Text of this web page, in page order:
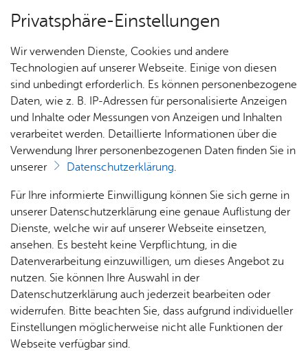
Über­sicht Bür­ger & Stadt
Rat­
haus &
Bür­
ger­
ser­vice
Rat­
häu­ser
& Orts­
ver­
wal­
Nach­
rich­
ten,
Vi­de­os
& Bil­
der
Me­di­
en­in­
for­ma­
tio­nen
Jobs
Stel­
len­an­
ge­bo­te
Aus­bil­
dung &
Stu­di­
um
Bauen
& Um­
welt
Geo­
da­ten
& 3D-
Stadt­
Ge­
sund­
heit &
kum
Ärzte &
Apo­
Bür­ger & Stadt
Zep­pe­lin-Stif­tung
Mehr er­fah­ren
Man muss nur wol­len und daran glau­ben,
dann wird es ge­lin­gen.
Fer­di­nand Graf von Zep­pe­lin (1838–1917)
Privatsphäre-Einstellungen
Wir verwenden Dienste, Cookies und andere
Technologien auf unserer Webseite. Einige von diesen
sind unbedingt erforderlich. Es können personenbezogene
Daten, wie z. B. IP-Adressen für personalisierte Anzeigen
und Inhalte oder Messungen von Anzeigen und Inhalten
verarbeitet werden. Detaillierte Informationen über die
Verwendung Ihrer personenbezogenen Daten finden Sie in
unserer
Datenschutzerklärung.
Für Ihre informierte Einwilligung können Sie sich gerne in
unserer Datenschutzerklärung eine genaue Auflistung der
Dienste, welche wir auf unserer Webseite einsetzen,
ansehen. Es besteht keine Verpflichtung, in die
Datenverarbeitung einzuwilligen, um dieses Angebot zu
nutzen. Sie können Ihre Auswahl in der
Datenschutzerklärung auch jederzeit bearbeiten oder
widerrufen. Bitte beachten Sie, dass aufgrund individueller
Einstellungen möglicherweise nicht alle Funktionen der
Webseite verfügbar sind.